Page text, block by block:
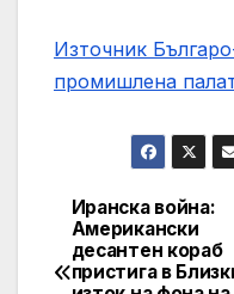
Източник
промишлена
Иранска война:
Американски
десантен кораб
пристига в